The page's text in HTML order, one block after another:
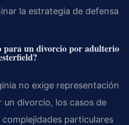
la estrategia de defensa
para un divorcio por adulterio
no exige representación
un divorcio, los casos de
particulares